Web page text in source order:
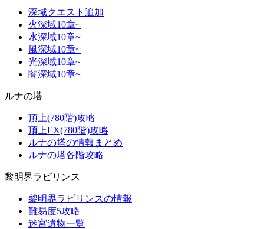
深域クエスト追加
火深域10章~
水深域10章~
風深域10章~
光深域10章~
闇深域10章~
ルナの塔
頂上(780階)攻略
頂上EX(780階)攻略
ルナの塔の情報まとめ
ルナの塔各階攻略
黎明界ラビリンス
黎明界ラビリンスの情報
難易度5攻略
迷宮遺物一覧